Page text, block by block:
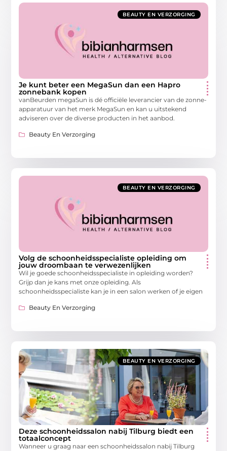
BEAUTY EN VERZORGING
Je kunt beter een MegaSun dan een Hapro
zonnebank kopen
vanBeurden megaSun is dé officiële leverancier van de zonne-
apparatuur van het merk MegaSun en kan u uitstekend
adviseren over de diverse producten in het aanbod.
Beauty En Verzorging
BEAUTY EN VERZORGING
Volg de schoonheidsspecialiste opleiding om
jouw droombaan te verwezenlijken
Wil je goede schoonheidsspecialiste in opleiding worden?
Grijp dan je kans met onze opleiding. Als
schoonheidsspecialiste kan je in een salon werken of je eigen
Beauty En Verzorging
BEAUTY EN VERZORGING
Deze schoonheidssalon nabij Tilburg biedt een
totaalconcept
Wanneer u graag naar een schoonheidssalon nabij Tilburg